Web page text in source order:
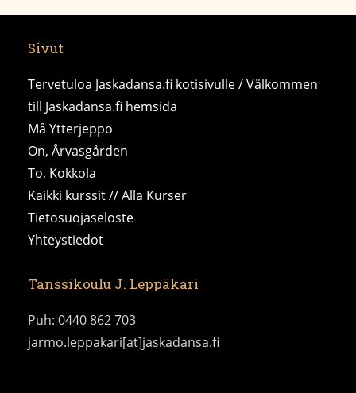
Sivut
Tervetuloa Jaskadansa.fi kotisivulle / Välkommen
till Jaskadansa.fi hemsida
Må Ytterjeppo
On, Årvasgården
To, Kokkola
Kaikki kurssit // Alla Kurser
Tietosuojaseloste
Yhteystiedot
Tanssikoulu J. Leppäkari
Puh: 0440 862 703
jarmo.leppakari[at]jaskadansa.fi